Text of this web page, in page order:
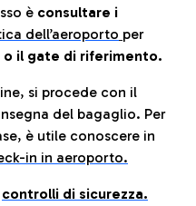
è consultare i
dell’aeroporto per
o il gate di riferimento.
si procede con il
del bagaglio. Per
è utile conoscere in
in in aeroporto.
controlli di sicurezza.